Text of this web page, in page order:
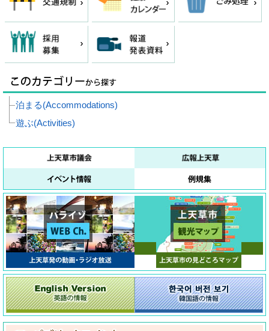
泊まる(Accommodations)
遊ぶ(Activities)